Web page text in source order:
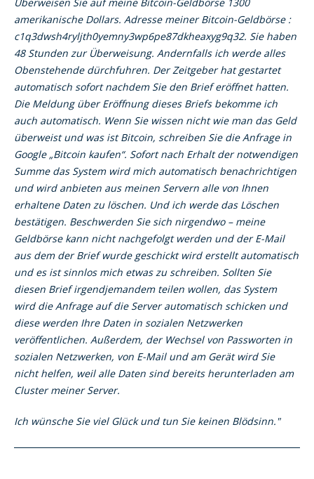
amerikanische Dollars. Adresse meiner Bitcoin-Geldbörse :
c1q3dwsh4ryljth0yemny3wp6pe87dkheaxyg9q32. Sie haben
48 Stunden zur Überweisung. Andernfalls ich werde alles
Obenstehende dürchfuhren. Der Zeitgeber hat gestartet
automatisch sofort nachdem Sie den Brief eröffnet hatten.
Die Meldung über Eröffnung dieses Briefs bekomme ich
auch automatisch. Wenn Sie wissen nicht wie man das Geld
überweist und was ist Bitcoin, schreiben Sie die Anfrage in
Google „Bitcoin kaufen“. Sofort nach Erhalt der notwendigen
Summe das System wird mich automatisch benachrichtigen
und wird anbieten aus meinen Servern alle von Ihnen
erhaltene Daten zu löschen. Und ich werde das Löschen
bestätigen. Beschwerden Sie sich nirgendwo – meine
Geldbörse kann nicht nachgefolgt werden und der E-Mail
aus dem der Brief wurde geschickt wird erstellt automatisch
und es ist sinnlos mich etwas zu schreiben. Sollten Sie
diesen Brief irgendjemandem teilen wollen, das System
wird die Anfrage auf die Server automatisch schicken und
diese werden Ihre Daten in sozialen Netzwerken
veröffentlichen. Außerdem, der Wechsel von Passworten in
sozialen Netzwerken, von E-Mail und am Gerät wird Sie
nicht helfen, weil alle Daten sind bereits herunterladen am
Cluster meiner Server.
Ich wünsche Sie viel Glück und tun Sie keinen Blödsinn."